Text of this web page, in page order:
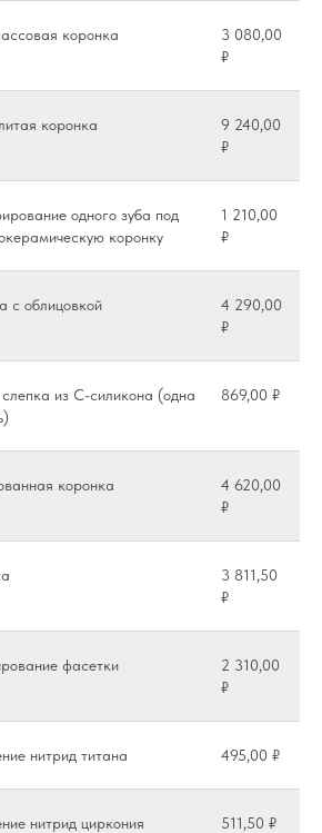
коронка
3 080,00
₽
коронка
9 240,00
₽
одного зуба под
коронку
1 210,00
₽
с облицовкой
4 290,00
₽
из С-силикона (одна
869,00 ₽
коронка
4 620,00
₽
3 811,50
₽
фасетки
2 310,00
₽
нитрид титана 495,00 ₽
нитрид циркония 511,50 ₽